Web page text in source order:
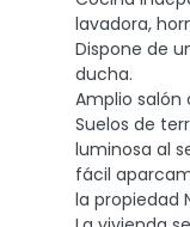
lavadora,
Dispone de
ducha.
Amplio salón
Suelos de
luminosa al
fácil
la propiedad